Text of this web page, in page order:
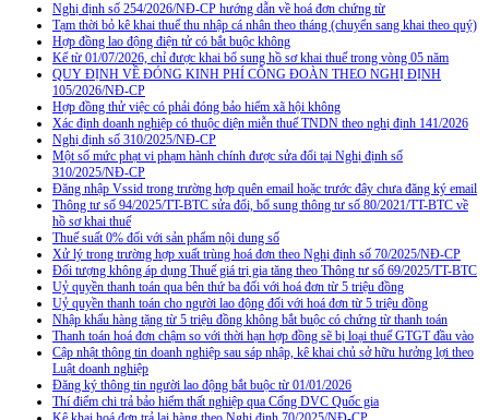
Nghị định số 254/2026/NĐ-CP hướng dẫn về hoá đơn chứng từ
Tạm thời bỏ kê khai thuế thu nhập cá nhân theo tháng (chuyển sang khai theo quý)
Hợp đồng lao động điện tử có bắt buộc không
Kể từ 01/07/2026, chỉ được khai bổ sung hồ sơ khai thuế trong vòng 05 năm
QUY ĐỊNH VỀ ĐÓNG KINH PHÍ CÔNG ĐOÀN THEO NGHỊ ĐỊNH
105/2026/NĐ-CP
Hợp đồng thử việc có phải đóng bảo hiểm xã hội không
Xác định doanh nghiệp có thuộc diện miễn thuế TNDN theo nghị định 141/2026
Nghị định số 310/2025/NĐ-CP
Một số mức phạt vi phạm hành chính được sửa đổi tại Nghị định số
310/2025/NĐ-CP
Đăng nhập Vssid trong trường hợp quên email hoặc trước đây chưa đăng ký email
Thông tư số 94/2025/TT-BTC sửa đổi, bổ sung thông tư số 80/2021/TT-BTC về
hồ sơ khai thuế
Thuế suất 0% đối với sản phẩm nội dung số
Xử lý trong trường hợp xuất trùng hoá đơn theo Nghị định số 70/2025/NĐ-CP
Đối tượng không áp dụng Thuế giá trị gia tăng theo Thông tư số 69/2025/TT-BTC
Uỷ quyền thanh toán qua bên thứ ba đối với hoá đơn từ 5 triệu đồng
Uỷ quyền thanh toán cho người lao động đối với hoá đơn từ 5 triệu đồng
Nhập khẩu hàng tặng từ 5 triệu đồng không bắt buộc có chứng từ thanh toán
Thanh toán hoá đơn chậm so với thời hạn hợp đồng sẽ bị loại thuế GTGT đầu vào
Cập nhật thông tin doanh nghiệp sau sáp nhập, kê khai chủ sở hữu hưởng lợi theo
Luật doanh nghiệp
Đăng ký thông tin người lao động bắt buộc từ 01/01/2026
Thí điểm chi trả bảo hiểm thất nghiệp qua Cổng DVC Quốc gia